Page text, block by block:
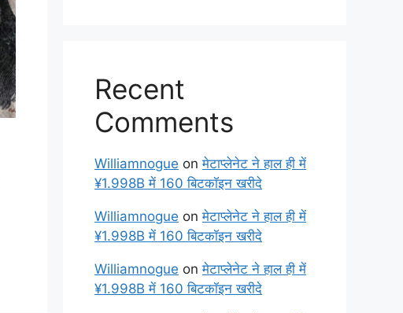
Recent
Comments
Williamnogue onमेटाप्लेनेट ने हाल ही में
¥1.998B में 160 बिटकॉइन खरीदे
Williamnogue onमेटाप्लेनेट ने हाल ही में
¥1.998B में 160 बिटकॉइन खरीदे
Williamnogue onमेटाप्लेनेट ने हाल ही में
¥1.998B में 160 बिटकॉइन खरीदे